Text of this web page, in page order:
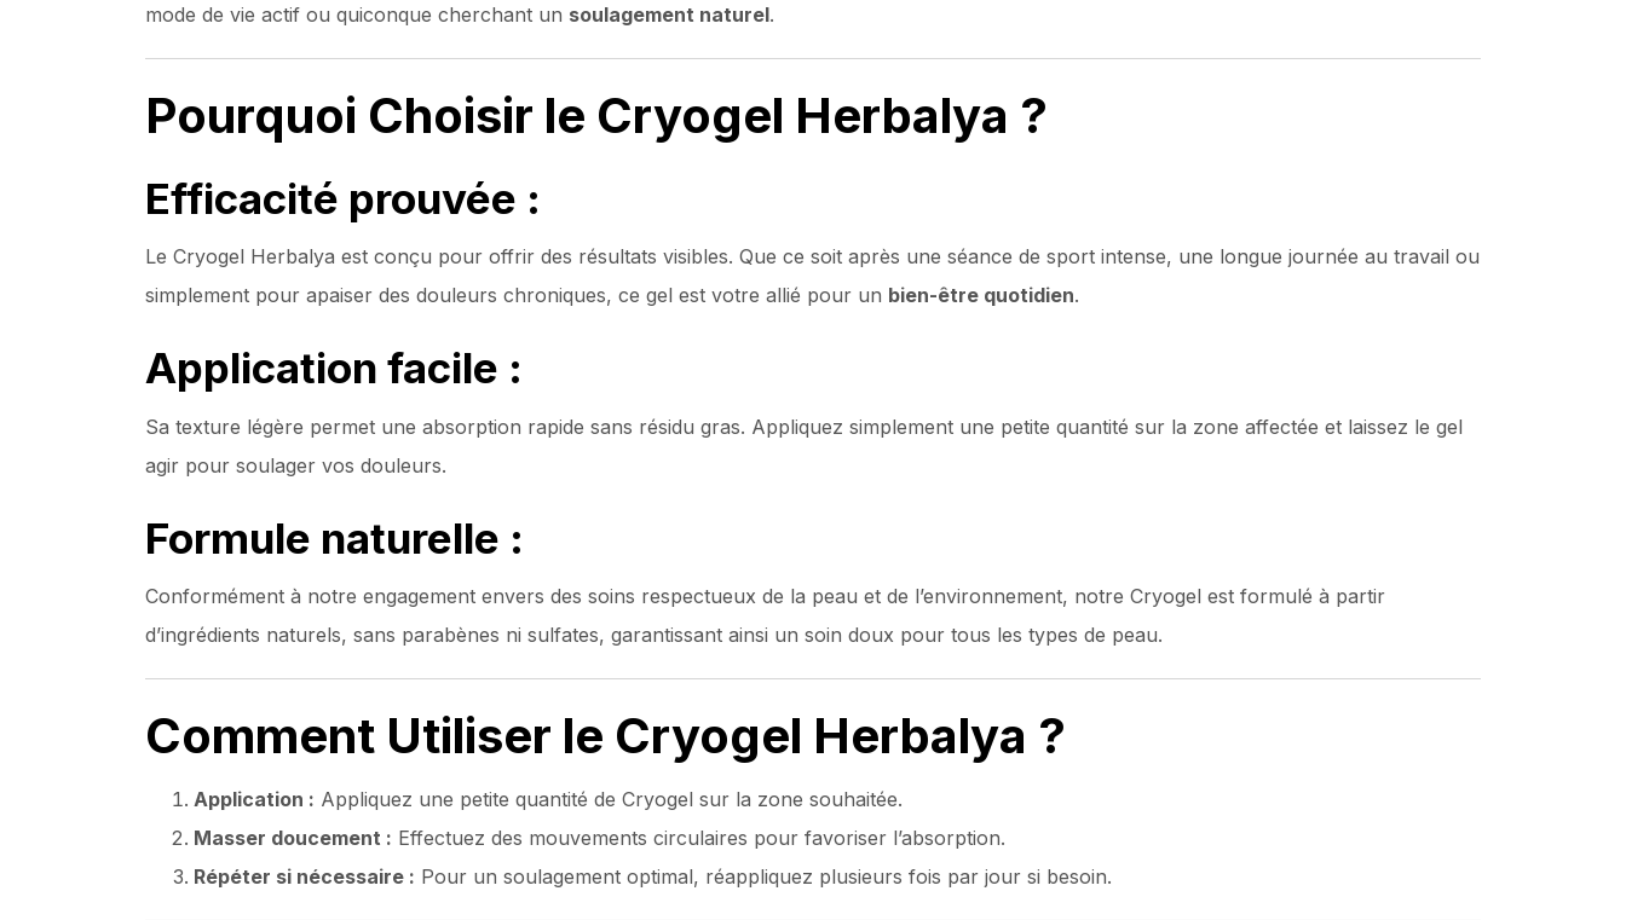
mode de vie actif ou quiconque cherchant un soulagement naturel.
Pourquoi Choisir le Cryogel Herbalya ?
Efficacité prouvée :
Le Cryogel Herbalya est conçu pour offrir des résultats visibles. Que ce soit après une séance de sport intense, une longue journée au travail ou
simplement pour apaiser des douleurs chroniques, ce gel est votre allié pour un bien-être quotidien.
Application facile :
Sa texture légère permet une absorption rapide sans résidu gras. Appliquez simplement une petite quantité sur la zone affectée et laissez le gel
agir pour soulager vos douleurs.
Formule naturelle :
Conformément à notre engagement envers des soins respectueux de la peau et de l’environnement, notre Cryogel est formulé à partir
d’ingrédients naturels, sans parabènes ni sulfates, garantissant ainsi un soin doux pour tous les types de peau.
Comment Utiliser le Cryogel Herbalya ?
Application : Appliquez une petite quantité de Cryogel sur la zone souhaitée.
Masser doucement : Effectuez des mouvements circulaires pour favoriser l’absorption.
Répéter si nécessaire : Pour un soulagement optimal, réappliquez plusieurs fois par jour si besoin.